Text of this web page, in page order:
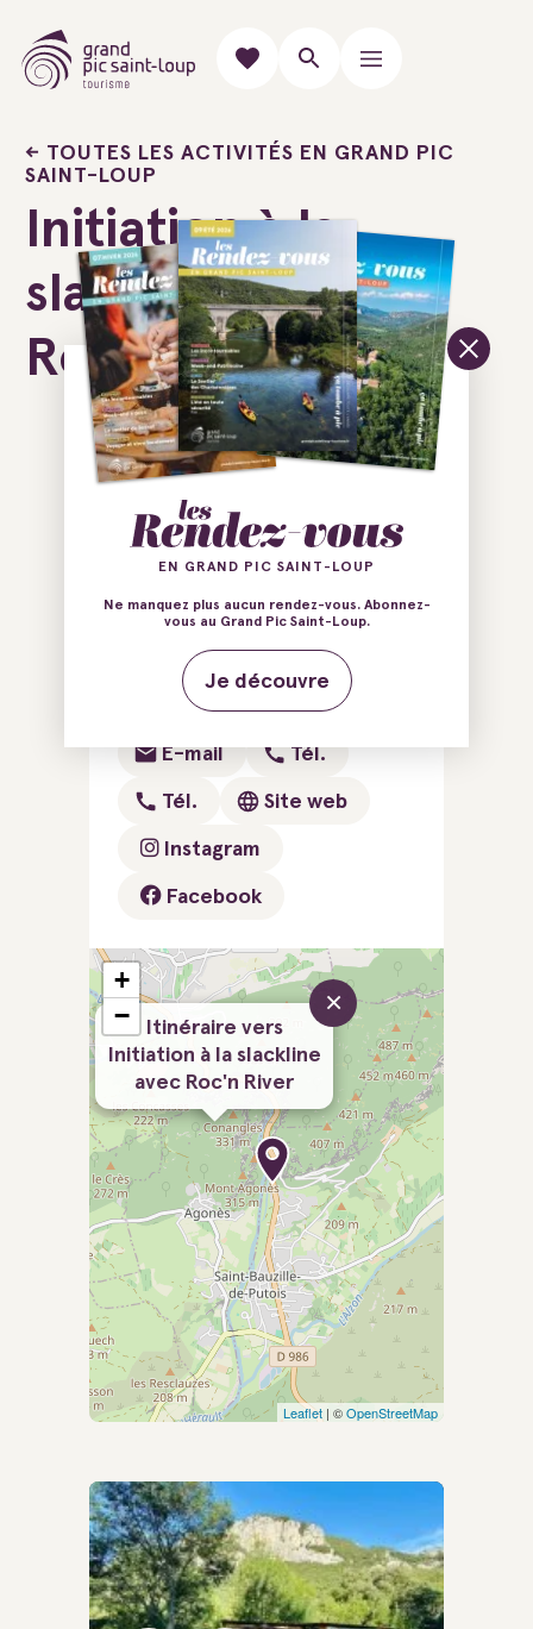
TOUTES LES ACTIVITÉS EN GRAND PIC
SAINT-LOUP
Initiation à la
slackline avec
Roc'n River
Base de Roc'N River
11 Avenue du Chemin Neuf
34190 Saint-Bauzille-de-
Putois
E-mail Tél.
Tél. Site web
Instagram
Facebook
Itinéraire vers
Initiation à la slackline
avec Roc'n River
×
+
−
Leaflet | ©OpenStreetMap
EN GRAND PIC SAINT-LOUP
Ne manquez plus aucun rendez-vous. Abonnez-
vous au Grand Pic Saint-Loup.
Je découvre